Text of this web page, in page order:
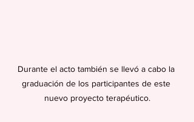
Durante el acto también se llevó a cabo la
graduación de los participantes de este
nuevo proyecto terapéutico.